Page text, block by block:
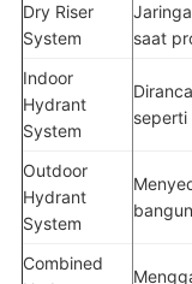
Dry Riser
System
saat
Indoor
Hydrant
System
seperti
Outdoor
Hydrant
System
Combined